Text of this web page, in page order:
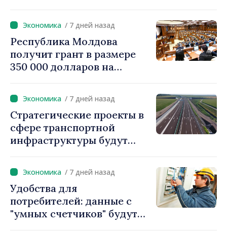
запасы
/ 7 дней назад
Республика Молдова
получит грант в размере
350 000 долларов на
«Реестр залогов
движимого имущества»
/ 7 дней назад
Стратегические проекты в
сфере транспортной
инфраструктуры будут
использованием
ускоренных процедур
получения разрешений
/ 7 дней назад
Удобства для
потребителей: данные с
"умных счетчиков" будут